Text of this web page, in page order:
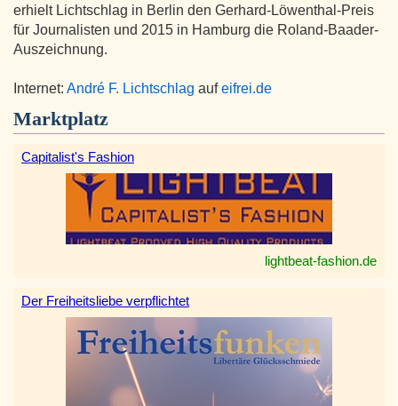
erhielt Lichtschlag in Berlin den Gerhard-Löwenthal-Preis
für Journalisten und 2015 in Hamburg die Roland-Baader-
Auszeichnung.
Internet: André F. Lichtschlag aufeifrei.de
Marktplatz
Capitalist's Fashion
lightbeat-fashion.de
Der Freiheitsliebe verpflichtet